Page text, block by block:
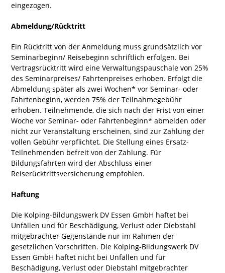
eingezogen.
Abmeldung/Rücktritt
Ein Rücktritt von der Anmeldung muss grundsätzlich vor
Seminarbeginn/ Reisebeginn schriftlich erfolgen. Bei
Vertragsrücktritt wird eine Verwaltungspauschale von 25%
des Seminarpreises/ Fahrtenpreises erhoben. Erfolgt die
Abmeldung später als zwei Wochen* vor Seminar- oder
Fahrtenbeginn, werden 75% der Teilnahmegebühr
erhoben. Teilnehmende, die sich nach der Frist von einer
Woche vor Seminar- oder Fahrtenbeginn* abmelden oder
nicht zur Veranstaltung erscheinen, sind zur Zahlung der
vollen Gebühr verpflichtet. Die Stellung eines Ersatz-
Teilnehmenden befreit von der Zahlung. Für
Bildungsfahrten wird der Abschluss einer
Reiserücktrittsversicherung empfohlen.
Haftung
Die Kolping-Bildungswerk DV Essen GmbH haftet bei
Unfällen und für Beschädigung, Verlust oder Diebstahl
mitgebrachter Gegenstände nur im Rahmen der
gesetzlichen Vorschriften. Die Kolping-Bildungswerk DV
Essen GmbH haftet nicht bei Unfällen und für
Beschädigung, Verlust oder Diebstahl mitgebrachter